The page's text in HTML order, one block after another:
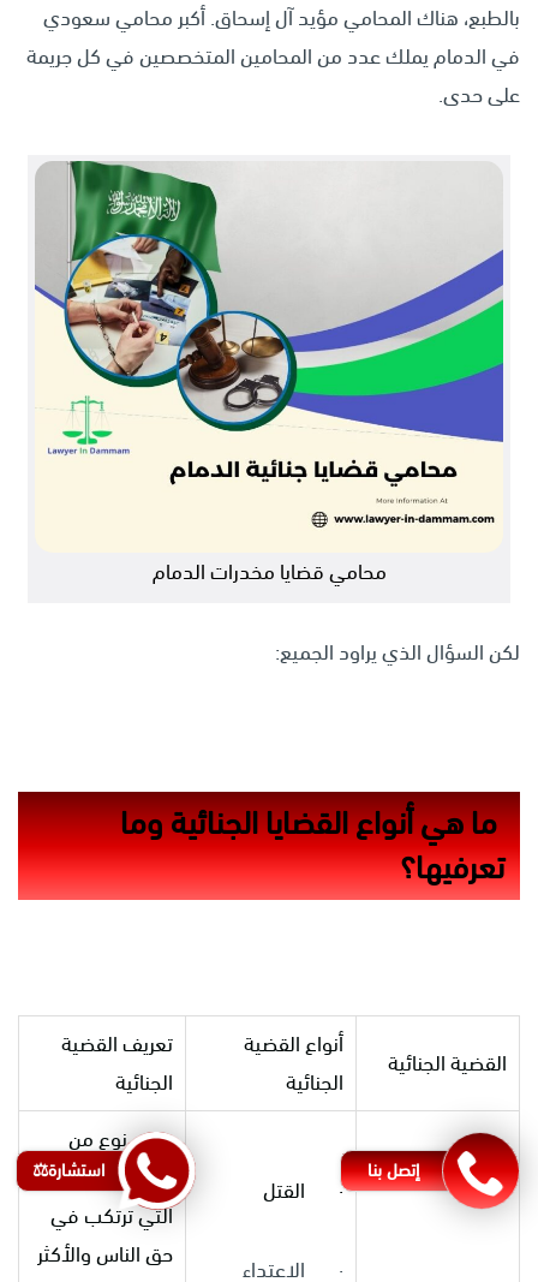
بالطبع، هناك المحامي مؤيد آل إسحاق. أكبر محامي سعودي
في الدمام يملك عدد من المحامين المتخصصين في كل جريمة
على حدى.
محامي قضايا مخدرات الدمام
لكن السؤال الذي يراود الجميع:
ما هي أنواع القضايا الجنائية وما
تعرفيها؟
القضية الجنائية
أنواع القضية
الجنائية
تعريف القضية
الجنائية
· القتل
· الاعتداء
وهي نوع من
القضايا الجنائية
التي ترتكب في
حق الناس والأكثر
إتصل بنا استشارة⚖️